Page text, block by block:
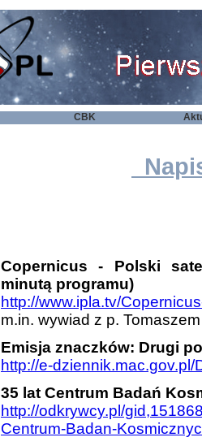
CBK
Copernicus - Polski
minutą programu)
http://www.ipla.tv/
m.in. wywiad z p.
Emisja znaczków: Drugi
http://e-
35 lat Centrum Badań
http://odkrywcy.pl/
Centrum-Badan-